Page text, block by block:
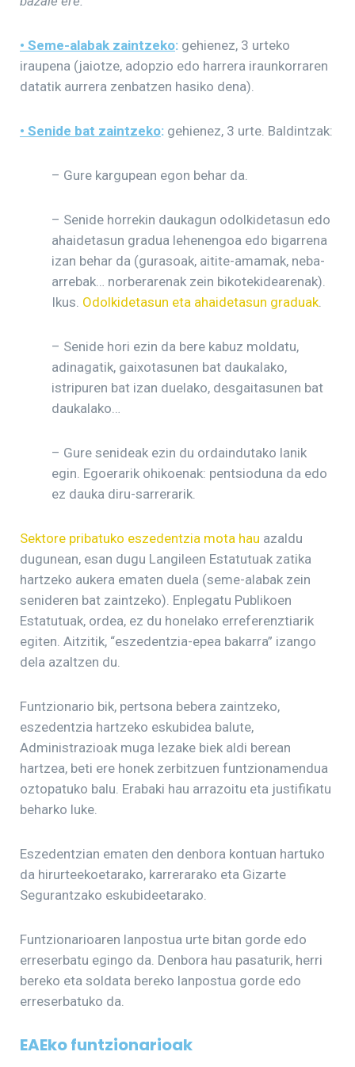
• Seme-alabak zaintzeko: gehienez, 3 urteko
iraupena (jaiotze, adopzio edo harrera iraunkorraren
datatik aurrera zenbatzen hasiko dena).
• Senide bat zaintzeko: gehienez, 3 urte. Baldintzak:
– Gure kargupean egon behar da.
– Senide horrekin daukagun odolkidetasun edo
ahaidetasun gradua lehenengoa edo bigarrena
izan behar da (gurasoak, aitite-amamak, neba-
arrebak… norberarenak zein bikotekidearenak).
Ikus. Odolkidetasun eta ahaidetasun graduak.
– Senide hori ezin da bere kabuz moldatu,
adinagatik, gaixotasunen bat daukalako,
istripuren bat izan duelako, desgaitasunen bat
daukalako…
– Gure senideak ezin du ordaindutako lanik
egin. Egoerarik ohikoenak: pentsioduna da edo
ez dauka diru-sarrerarik.
Sektore pribatuko eszedentzia mota hau azaldu
dugunean, esan dugu Langileen Estatutuak zatika
hartzeko aukera ematen duela (seme-alabak zein
senideren bat zaintzeko). Enplegatu Publikoen
Estatutuak, ordea, ez du honelako erreferenztiarik
egiten. Aitzitik, “eszedentzia-epea bakarra” izango
dela azaltzen du.
Funtzionario bik, pertsona bebera zaintzeko,
eszedentzia hartzeko eskubidea balute,
Administrazioak muga lezake biek aldi berean
hartzea, beti ere honek zerbitzuen funtzionamendua
oztopatuko balu. Erabaki hau arrazoitu eta justifikatu
beharko luke.
Eszedentzian ematen den denbora kontuan hartuko
da hirurteekoetarako, karrerarako eta Gizarte
Segurantzako eskubideetarako.
Funtzionarioaren lanpostua urte bitan gorde edo
erreserbatu egingo da. Denbora hau pasaturik, herri
bereko eta soldata bereko lanpostua gorde edo
erreserbatuko da.
EAEko funtzionarioak